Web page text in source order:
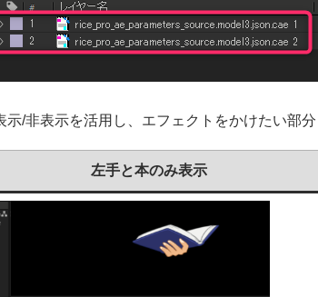
示/非表示を活用し、エフェクトをかけたい部
左手と本のみ表示